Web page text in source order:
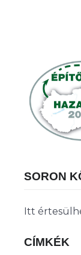
SORON
Itt
CÍMKÉK